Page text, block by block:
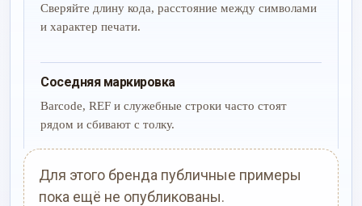
Сверяйте длину кода, расстояние между символами
и характер печати.
Соседняя маркировка
Barcode, REF и служебные строки часто стоят
рядом и сбивают с толку.
Для этого бренда публичные примеры
пока ещё не опубликованы.